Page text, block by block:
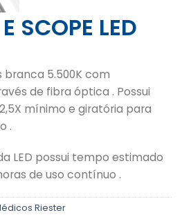
SCOPE LED
branca 5.500K com
de fibra óptica . Possui
mínimo e giratória para
.
LED possui tempo estimado
de uso contínuo .
Riester